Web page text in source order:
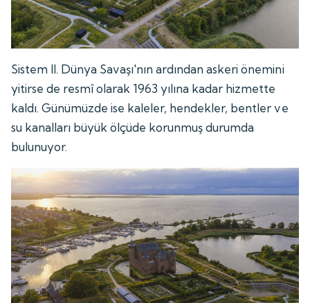
Sistem II. Dünya Savaşı'nın ardından askeri önemini
yitirse de resmî olarak 1963 yılına kadar hizmette
kaldı. Günümüzde ise kaleler, hendekler, bentler ve
su kanalları büyük ölçüde korunmuş durumda
bulunuyor.